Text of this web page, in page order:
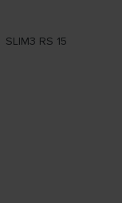
SLIM3 RS 15